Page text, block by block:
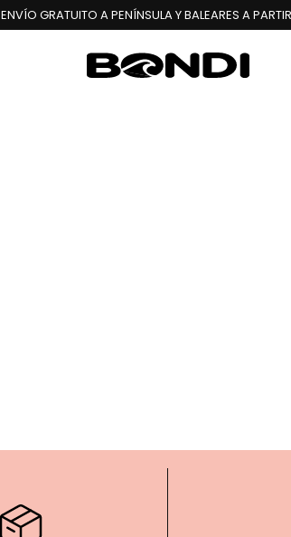
ENVÍO GRATUITO A PENÍNSULA Y BALEARES A